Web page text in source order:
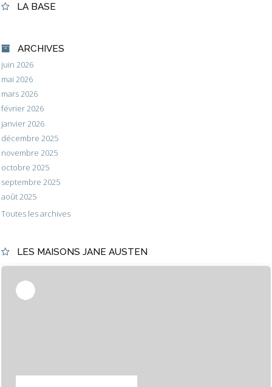
LA BASE
ARCHIVES
juin 2026
mai 2026
mars 2026
février 2026
janvier 2026
décembre 2025
novembre 2025
octobre 2025
septembre 2025
août 2025
Toutes les archives
LES MAISONS JANE AUSTEN